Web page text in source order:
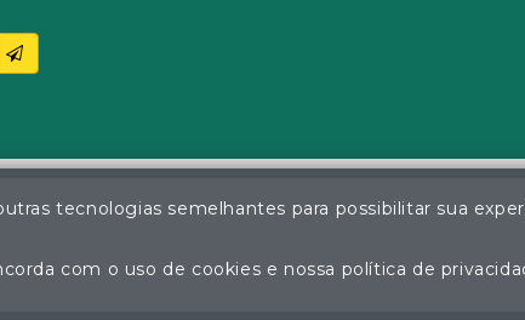
Correa Pereira da Silva - Leiloeiro Público Oficial - Matrícula
cópia ou reprodução não autorizada do conteúdo deste site
tecnologias semelhantes para possibilitar sua
com o uso de cookies e nossa política de